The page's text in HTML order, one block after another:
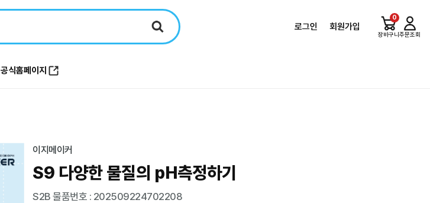
로그인 회원가입
0
장바구니주문조회
공식홈페이지
이지메이커
S9 다양한 물질의 pH측정하기
S2B 물품번호 : 202509224702208